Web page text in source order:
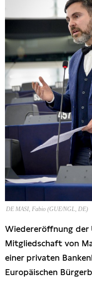
Presseschau
Publikationen
Anfragen
DE MASI, Fabio (GUE/NGL, DE)
Wiedereröffnung der
Mitgliedschaft von
einer privaten
Europäischen